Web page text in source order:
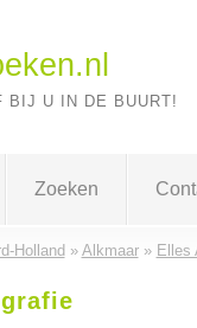
BIJ U IN DE BUURT!
Zoeken
Holland » Alkmaar» Elles